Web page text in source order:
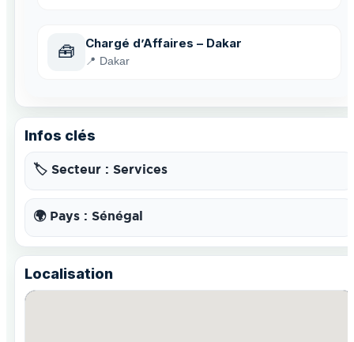
🧰 Chargé d’Affaires – Dakar
📍 Dakar
Infos clés
🏷️ Secteur : Services
🌍 Pays : Sénégal
Localisation